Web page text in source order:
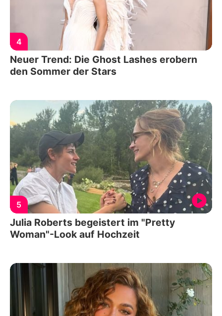
4
Neuer Trend: Die Ghost Lashes erobern
den Sommer der Stars
5
Julia Roberts begeistert im "Pretty
Woman"-Look auf Hochzeit